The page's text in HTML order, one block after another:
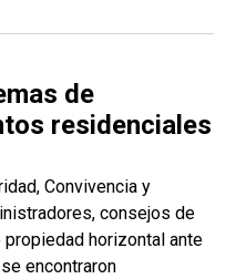
de
residenciales
Convivencia y
consejos de
horizontal ante
encontraron